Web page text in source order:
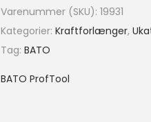
Varenummer (SKU): 19931
Kategorier: Kraftforlænger,
Tag: BATO
BATO ProfTool